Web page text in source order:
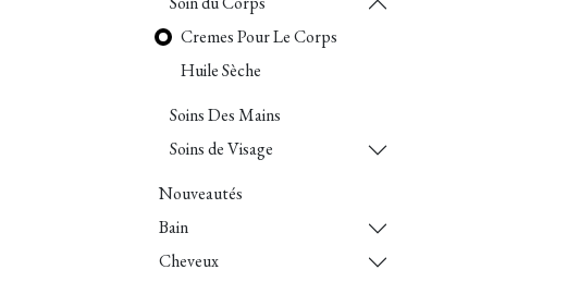
Cremes Pour Le Corps
Huile Sèche
Soins Des Mains
Soins de Visage
Nouveautés
Bain
Cheveux